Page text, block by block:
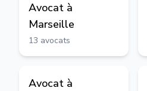
Avocat à
Marseille
13 avocats
Avocat à